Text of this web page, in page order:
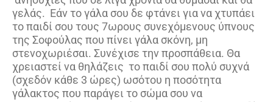
γελάς. Εάν το γάλα σου δε φτάνει για να χτυπάει
το παιδί σου τους 7ωρους συνεχόμενους ύπνους
της Σοφούλας που πίνει γάλα σκόνη, μη
στενοχωριέσαι. Συνέχισε την προσπάθεια. Θα
χρειαστεί να θηλάζεις το παιδί σου πολύ συχνά
(σχεδόν κάθε 3 ώρες) ωσότου η ποσότητα
γάλακτος που παράγει το σώμα σου να